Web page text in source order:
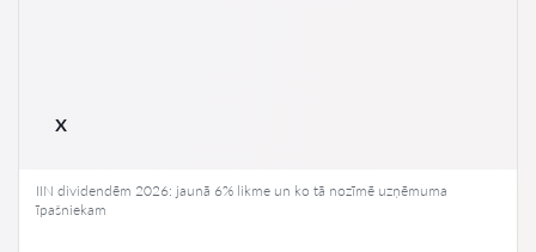
x
IIN dividendēm 2026: jaunā 6% likme un ko tā nozīmē uzņēmuma
īpašniekam